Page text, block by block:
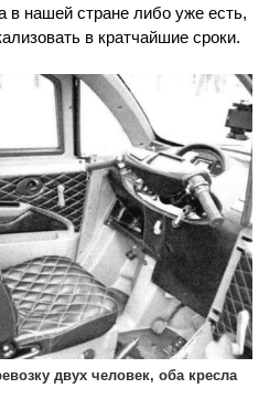
в нашей стране либо уже есть,
в кратчайшие сроки.
двух человек, оба кресла